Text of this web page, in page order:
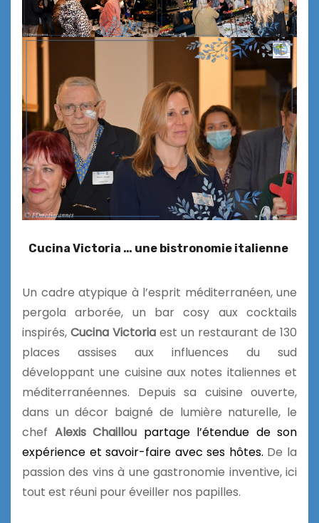
Cucina Victoria … une bistronomie italienne
Un cadre atypique à l’esprit méditerranéen, une
pergola arborée, un bar cosy aux cocktails
inspirés, Cucina Victoria est un restaurant de 130
places assises aux influences du sud
développant une cuisine aux notes italiennes et
méditerranéennes. Depuis sa cuisine ouverte,
dans un décor baigné de lumière naturelle, le
chef Alexis Chaillou partage l’étendue de son
expérience et savoir-faire avec ses hôtes. De la
passion des vins à une gastronomie inventive, ici
tout est réuni pour éveiller nos papilles.